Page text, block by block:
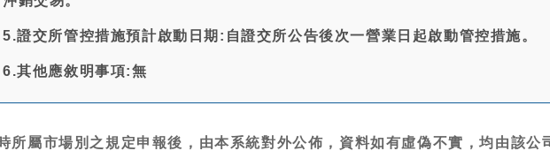
5.證交所管控措施預計啟動日期:自證交所公告後次一營業日起啟動管控措施。
6.其他應敘明事項:無
所屬市場別之規定申報後，由本系統對外公佈，資料如有虛偽不實，均由該公